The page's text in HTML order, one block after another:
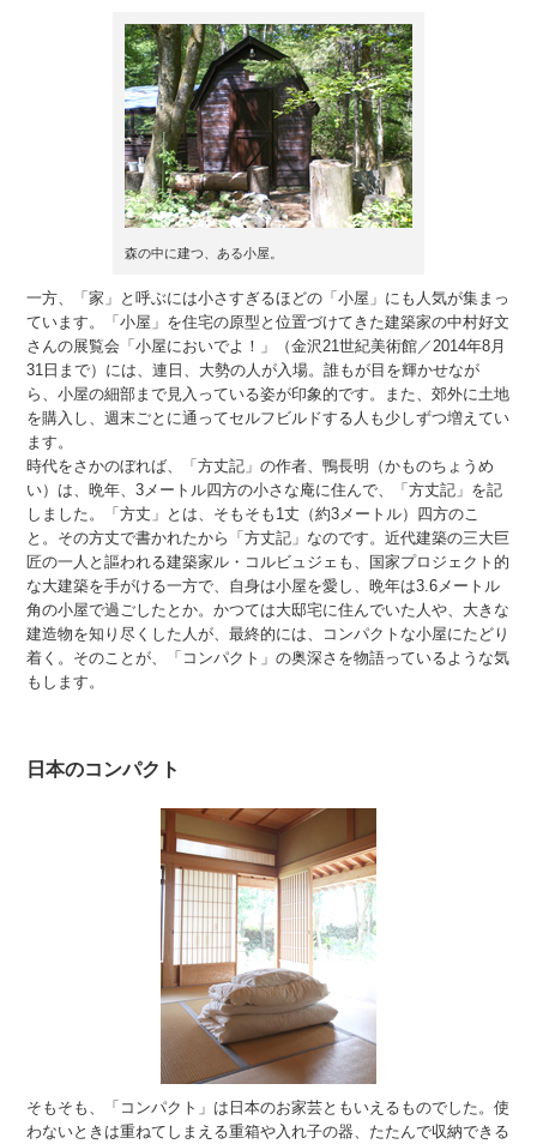
森の中に建つ、ある小屋。
一方、「家」と呼ぶには小さすぎるほどの「小屋」にも人気が集まっ
ています。「小屋」を住宅の原型と位置づけてきた建築家の中村好文
さんの展覧会「小屋においでよ！」（金沢21世紀美術館／2014年8月
31日まで）には、連日、大勢の人が入場。誰もが目を輝かせなが
ら、小屋の細部まで見入っている姿が印象的です。また、郊外に土地
を購入し、週末ごとに通ってセルフビルドする人も少しずつ増えてい
ます。
時代をさかのぼれば、「方丈記」の作者、鴨長明（かものちょうめ
い）は、晩年、3メートル四方の小さな庵に住んで、「方丈記」を記
しました。「方丈」とは、そもそも1丈（約3メートル）四方のこ
と。その方丈で書かれたから「方丈記」なのです。近代建築の三大巨
匠の一人と謳われる建築家ル・コルビュジェも、国家プロジェクト的
な大建築を手がける一方で、自身は小屋を愛し、晩年は3.6メートル
角の小屋で過ごしたとか。かつては大邸宅に住んでいた人や、大きな
建造物を知り尽くした人が、最終的には、コンパクトな小屋にたどり
着く。そのことが、「コンパクト」の奥深さを物語っているような気
もします。
日本のコンパクト
そもそも、「コンパクト」は日本のお家芸ともいえるものでした。使
わないときは重ねてしまえる重箱や入れ子の器、たたんで収納できる